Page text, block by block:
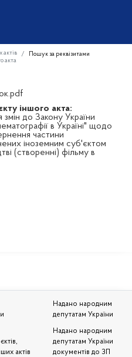
актів
Пошук за реквізитами
акта
іншого акта:
до Закону України
в Україні" щодо
частини
іноземним суб'єктом
(створенні) фільму в
актів
Надано народним
депутатам України
Надано народним
депутатам України
документів до ЗП